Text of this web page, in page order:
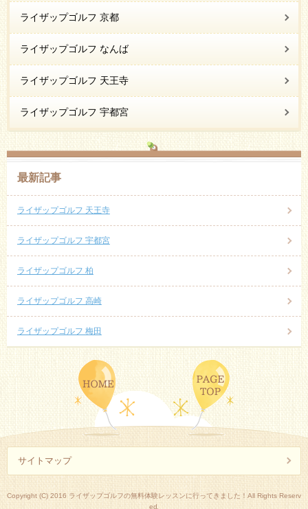
ライザップゴルフ 京都
ライザップゴルフ なんば
ライザップゴルフ 天王寺
ライザップゴルフ 宇都宮
最新記事
ライザップゴルフ 天王寺
ライザップゴルフ 宇都宮
ライザップゴルフ 柏
ライザップゴルフ 高崎
ライザップゴルフ 梅田
サイトマップ
Copyright (C) 2016 ライザップゴルフの無料体験レッスンに行ってきました！All Rights Reserv
ed.